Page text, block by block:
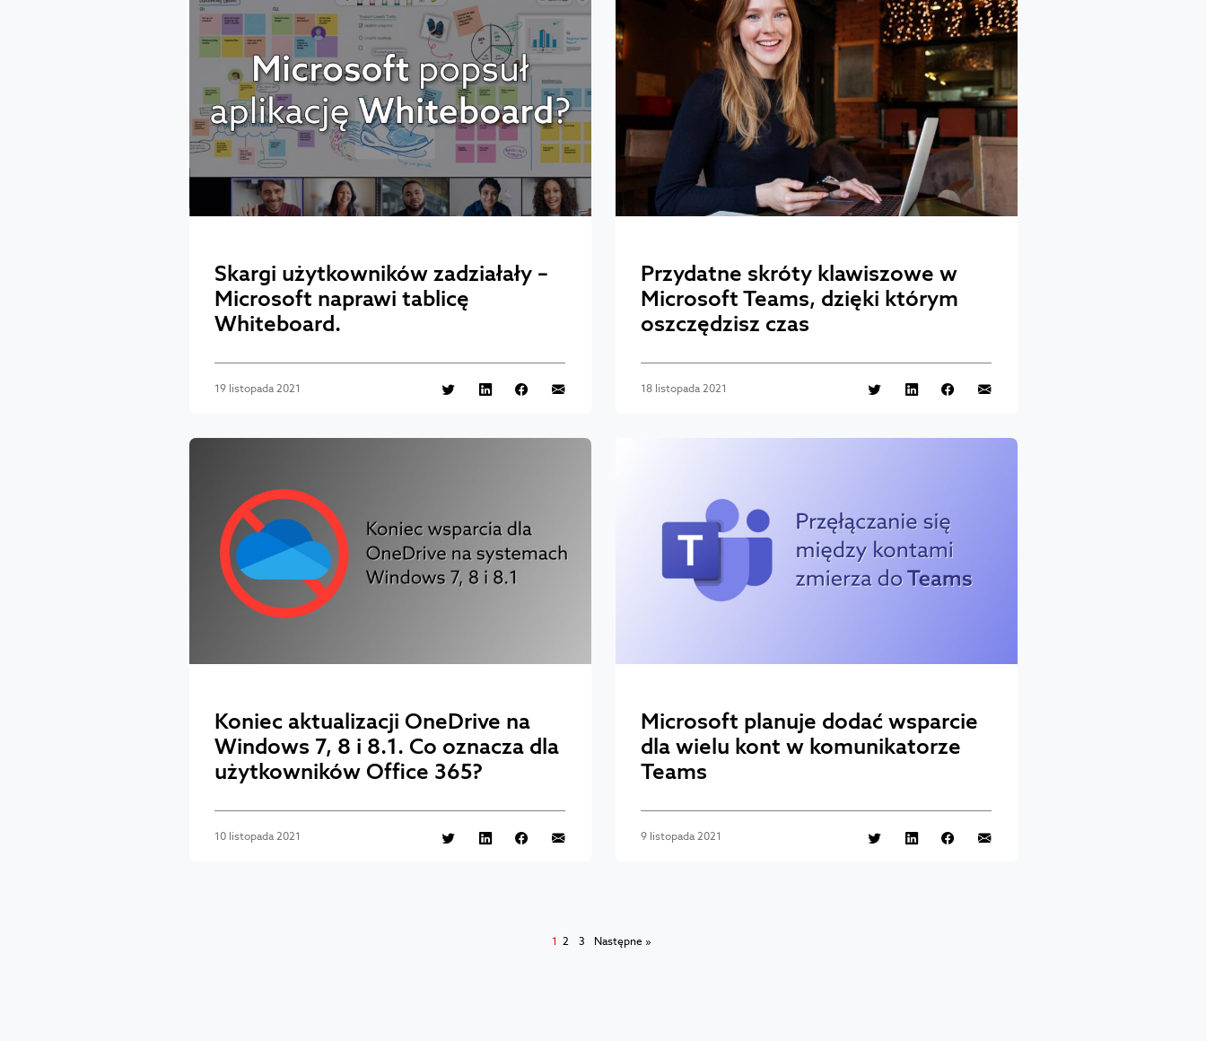
Skargi użytkowników zadziałały –
Microsoft naprawi tablicę
Whiteboard.
19 listopada 2021
Przydatne skróty klawiszowe w
Microsoft Teams, dzięki którym
oszczędzisz czas
18 listopada 2021
Koniec aktualizacji OneDrive na
Windows 7, 8 i 8.1. Co oznacza dla
użytkowników Office 365?
10 listopada 2021
Microsoft planuje dodać wsparcie
dla wielu kont w komunikatorze
Teams
9 listopada 2021
1 2 3 Następne »